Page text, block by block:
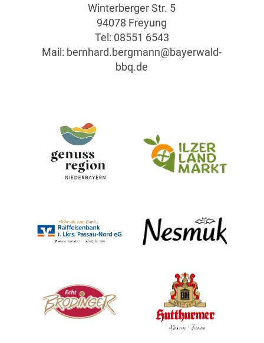
Winterberger Str. 5
94078 Freyung
Tel: 08551 6543
Mail: bernhard.bergmann@bayerwald-
bbq.de